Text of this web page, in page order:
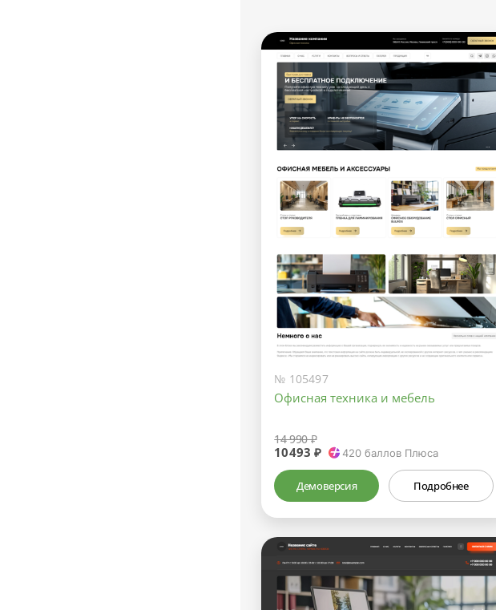
№ 105497
Офисная техника и мебель
14 990 ₽
10493 ₽ 420баллов Плюса
Демоверсия Подробнее